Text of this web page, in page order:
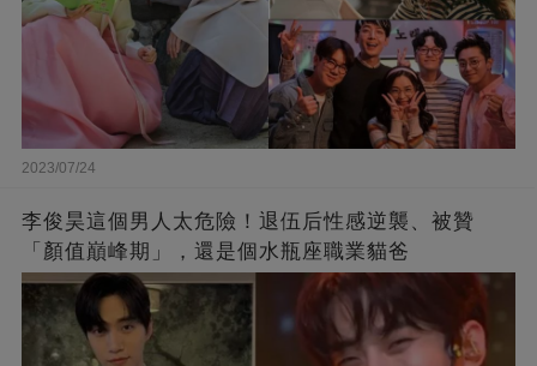
2023/07/24
李俊昊這個男人太危險！退伍后性感逆襲、被贊
「顏值巔峰期」，還是個水瓶座職業貓爸